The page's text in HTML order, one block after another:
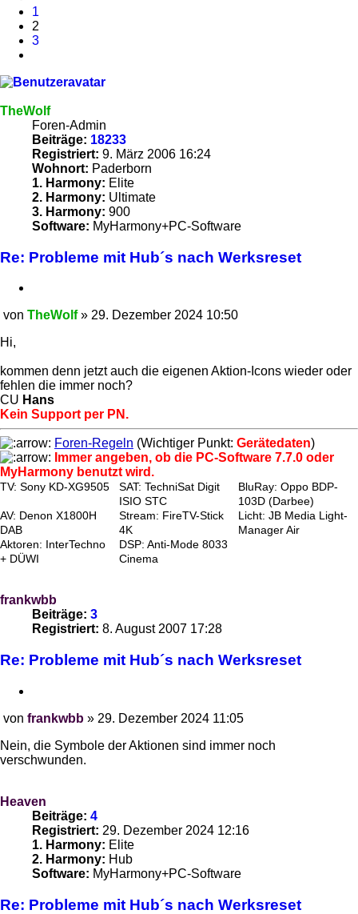
Vorherige
1
2
3
TheWolf
Foren-Admin
Beiträge: 18233
Registriert: 9. März 2006 16:24
Wohnort: Paderborn
1. Harmony: Elite
2. Harmony: Ultimate
3. Harmony: 900
Software: MyHarmony+PC-Software
Re: Probleme mit Hub´s nach Werksreset
von TheWolf» 29. Dezember 2024 10:50
Hi,
kommen denn jetzt auch die eigenen Aktion-Icons wieder oder
fehlen die immer noch?
CU Hans
Kein Support per PN.
Foren-Regeln (Wichtiger Punkt: Gerätedaten)
Immer angeben, ob die PC-Software 7.7.0 oder
MyHarmony benutzt wird.
TV: Sony KD-XG9505
SAT: TechniSat Digit
ISIO STC
BluRay: Oppo BDP-
103D (Darbee)
AV: Denon X1800H
DAB
Stream: FireTV-Stick
4K
Licht: JB Media Light-
Manager Air
Aktoren: InterTechno
+ DÜWI
DSP: Anti-Mode 8033
Cinema
frankwbb
Beiträge: 3
Registriert: 8. August 2007 17:28
Re: Probleme mit Hub´s nach Werksreset
von frankwbb » 29. Dezember 2024 11:05
Nein, die Symbole der Aktionen sind immer noch
verschwunden.
Heaven
Beiträge: 4
Registriert: 29. Dezember 2024 12:16
1. Harmony: Elite
2. Harmony: Hub
Software: MyHarmony+PC-Software
Re: Probleme mit Hub´s nach Werksreset